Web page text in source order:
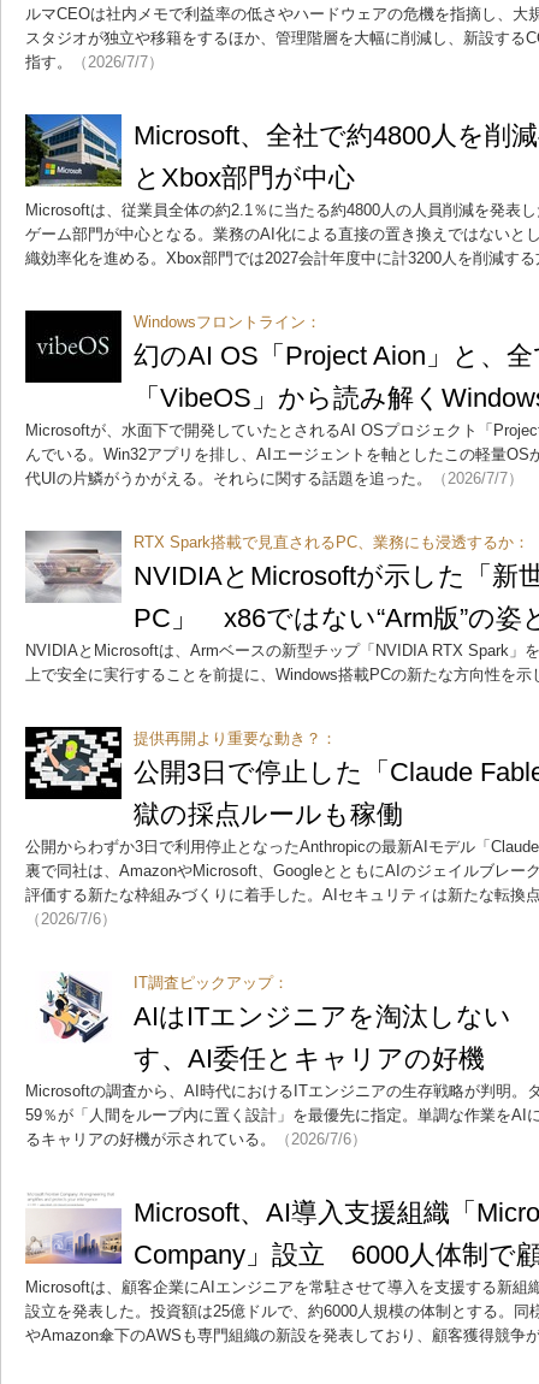
ルマCEOは社内メモで利益率の低さやハードウェアの危機を指摘し、大
スタジオが独立や移籍をするほか、管理階層を大幅に削減し、新設する
指す。
（2026/7/7）
Microsoft、全社で約4800人を削
とXbox部門が中心
Microsoftは、従業員全体の約2.1％に当たる約4800人の人員削減を発表
ゲーム部門が中心となる。業務のAI化による直接の置き換えではないと
織効率化を進める。Xbox部門では2027会計年度中に計3200人を削減す
Windowsフロントライン：
幻のAI OS「Project Aion」と、
「VibeOS」から読み解く
Microsoftが、水面下で開発していたとされるAI OSプロジェクト「
んでいる。Win32アプリを排し、AIエージェントを軸としたこの軽量OS
代UIの片鱗がうかがえる。それらに関する話題を追った。
（2026/7/7）
RTX Spark搭載で見直されるPC、業務にも浸透するか：
NVIDIAとMicrosoftが示した「新
PC」 x86ではない“Arm版”の姿
NVIDIAとMicrosoftは、Armベースの新型チップ「NVIDIA RTX Spark」
上で安全に実行することを前提に、Windows搭載PCの新たな方向性を示
提供再開より重要な動き？：
公開3日で停止した「Claude
獄の採点ルールも稼働
公開からわずか3日で利用停止となったAnthropicの最新AIモデル「
裏で同社は、AmazonやMicrosoft、GoogleとともにAIのジェイルブレー
評価する新たな枠組みづくりに着手した。AIセキュリティは新たな転換
（2026/7/6）
IT調査ピックアップ：
AIはITエンジニアを淘汰しない
す、AI委任とキャリアの好機
Microsoftの調査から、AI時代におけるITエンジニアの生存戦略が判明。
59％が「人間をループ内に置く設計」を最優先に指定。単調な作業をAI
るキャリアの好機が示されている。
（2026/7/6）
Microsoft、AI導入支援組織「
Company」設立 6000人体制で
Microsoftは、顧客企業にAIエンジニアを常駐させて導入を支援する新組
設立を発表した。投資額は25億ドルで、約6000人規模の体制とする。
やAmazon傘下のAWSも専門組織の新設を発表しており、顧客獲得競争